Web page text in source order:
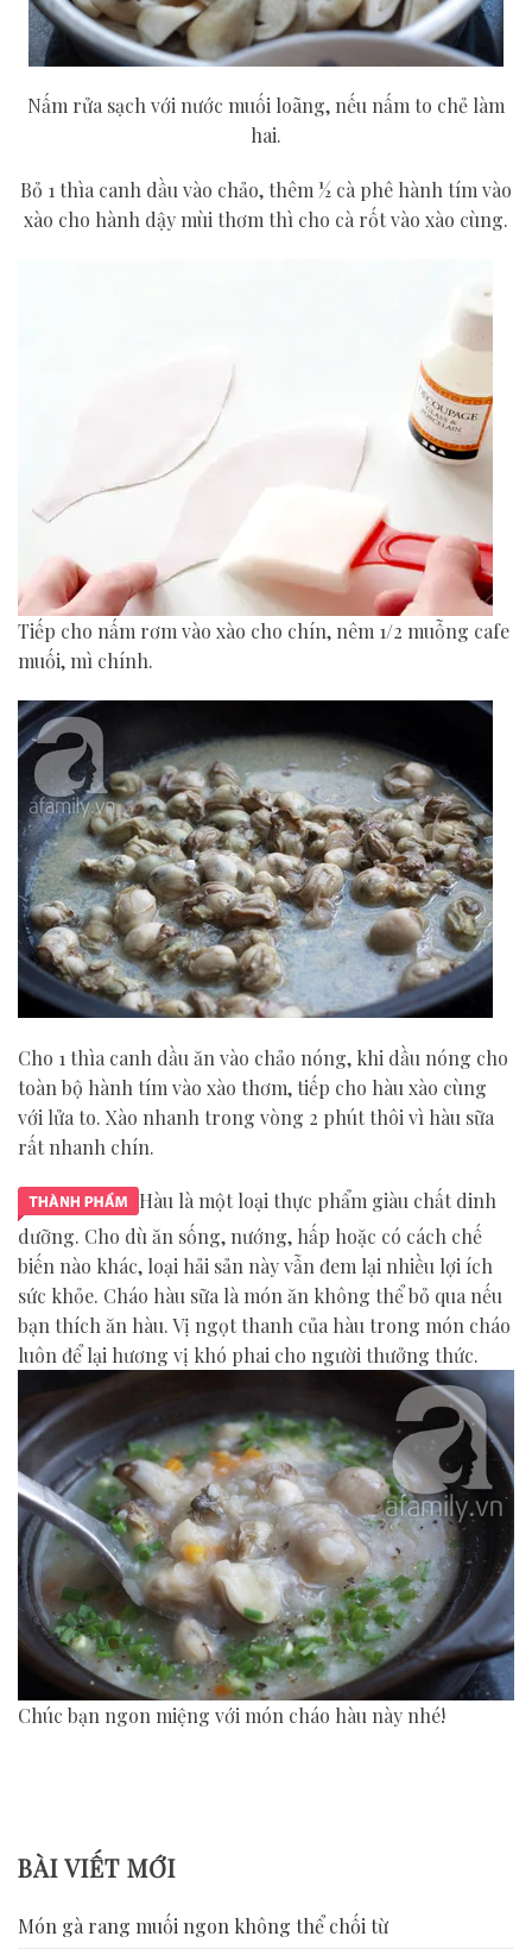
Nấm rửa sạch với nước muối loãng, nếu nấm to chẻ làm
hai.
Bỏ 1 thìa canh dầu vào chảo, thêm ½ cà phê hành tím vào
xào cho hành dậy mùi thơm thì cho cà rốt vào xào cùng.
Tiếp cho nấm rơm vào xào cho chín, nêm 1/2 muỗng cafe
muối, mì chính.
Cho 1 thìa canh dầu ăn vào chảo nóng, khi dầu nóng cho
toàn bộ hành tím vào xào thơm, tiếp cho hàu xào cùng
với lửa to. Xào nhanh trong vòng 2 phút thôi vì hàu sữa
rất nhanh chín.
Hàu là một loại thực phẩm giàu chất dinh
dưỡng. Cho dù ăn sống, nướng, hấp hoặc có cách chế
biến nào khác, loại hải sản này vẫn đem lại nhiều lợi ích
sức khỏe. Cháo hàu sữa là món ăn không thể bỏ qua nếu
bạn thích ăn hàu. Vị ngọt thanh của hàu trong món cháo
luôn để lại hương vị khó phai cho người thưởng thức.
Chúc bạn ngon miệng với món cháo hàu này nhé!
BÀI VIẾT MỚI
Món gà rang muối ngon không thể chối từ